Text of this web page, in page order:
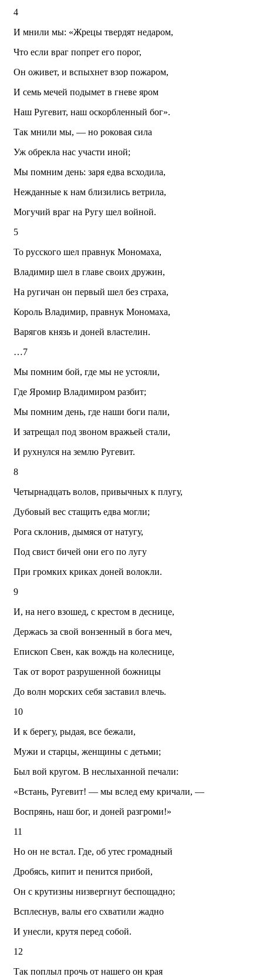
4
И мнили мы: «Жрецы твердят недаром,
Что если враг попрет его порог,
Он оживет, и вспыхнет взор пожаром,
И семь мечей подымет в гневе яром
Наш Ругевит, наш оскорбленный бог».
Так мнили мы, — но роковая сила
Уж обрекла нас участи иной;
Мы помним день: заря едва всходила,
Нежданные к нам близились ветрила,
Могучий враг на Ругу шел войной.
5
То русского шел правнук Мономаха,
Владимир шел в главе своих дружин,
На ругичан он первый шел без страха,
Король Владимир, правнук Мономаха,
Варягов князь и доней властелин.
…7
Мы помним бой, где мы не устояли,
Где Яромир Владимиром разбит;
Мы помним день, где наши боги пали,
И затрещал под звоном вражьей стали,
И рухнулся на землю Ругевит.
8
Четырнадцать волов, привычных к плугу,
Дубовый вес стащить едва могли;
Рога склонив, дымяся от натугу,
Под свист бичей они его по лугу
При громких криках доней волокли.
9
И, на него взошед, с крестом в деснице,
Держась за свой вонзенный в бога меч,
Епископ Свен, как вождь на колеснице,
Так от ворот разрушенной божницы
До волн морских себя заставил влечь.
10
И к берегу, рыдая, все бежали,
Мужи и старцы, женщины с детьми;
Был вой кругом. В неслыханной печали:
«Встань, Ругевит! — мы вслед ему кричали, —
Воспрянь, наш бог, и доней разгроми!»
11
Но он не встал. Где, об утес громадный
Дробясь, кипит и пенится прибой,
Он с крутизны низвергнут беспощадно;
Всплеснув, валы его схватили жадно
И унесли, крутя перед собой.
12
Так поплыл прочь от нашего он края